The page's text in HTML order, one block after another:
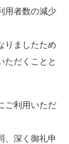
用者数の減少
りましたため
ただくことと
ご利用いただ
、深く御礼申